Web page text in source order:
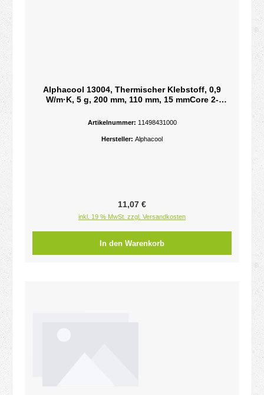
Alphacool 13004, Thermischer Klebstoff, 0,9
W/m·K, 5 g, 200 mm, 110 mm, 15 mmCore 2-
Artikelnummer: 11498431000
Hersteller: Alphacool
Regulärer Preis:
11,07 €
inkl. 19 % MwSt. zzgl. Versandkosten
In den Warenkorb